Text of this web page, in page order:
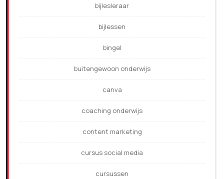
bijlesleraar
bijlessen
bingel
buitengewoon onderwijs
canva
coaching onderwijs
content marketing
cursus social media
cursussen